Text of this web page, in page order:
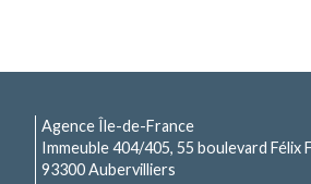
Agence Île-de-France
Immeuble 404/405, 55 boulevard Félix
93300 Aubervilliers